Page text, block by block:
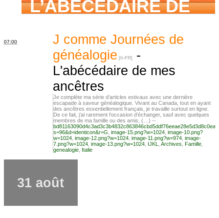
L’ABÉCÉDAIRE DE
MES ANCÊTRES –
Tout ce que j’aurais
aimé savoir sur ma
famille mais n’ai
jamais osé
07:00
J comme Journées de
généalogie
-
L'abécédaire de mes
ancêtres
Je complète ma série d’articles estivaux avec une dernière
escapade à saveur généalogique. Vivant au Canada, tout en ayant
des ancêtres essentiellement français, je travaille surtout en ligne.
De ce fait, j’ai rarement l’occasion d’échanger, sauf avec quelques
membres de ma famille ou des amis, (…) --
s=96&d=identicon&r=G image-15.png?w=1024 image-10.png?
w=1024 image-12.png?w=1024 image-11.png?w=974 image-
7.png?w=1024 image-13.png?w=1024 IJKL Archives Famille
genealogie Italie
31 août